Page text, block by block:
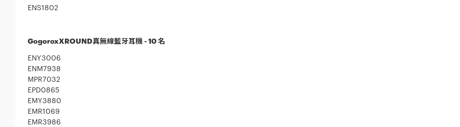
ENS1802
GogoroxXROUND真無線藍牙耳機 - 10 名
ENY3006
ENM7938
MPR7032
EPD0865
EMY3880
EMR1069
EMR3986